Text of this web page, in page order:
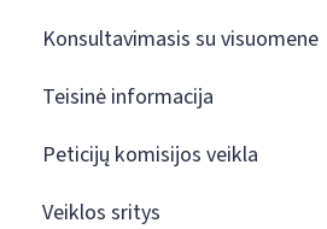
Konsultavimasis su visuomene
Teisinė informacija
Peticijų komisijos veikla
Veiklos sritys